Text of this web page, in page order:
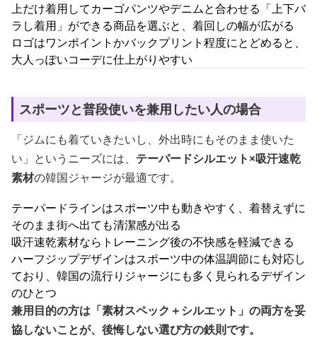
上だけ着用してカーゴパンツやデニムと合わせる「上下バ
ラし着用」ができる商品を選ぶと、着回しの幅が広がる
ロゴはワンポイントかバックプリント程度にとどめると、
大人っぽいコーデに仕上がりやすい
スポーツと普段使いを兼用したい人の場合
「ジムにも着ていきたいし、外出時にもそのまま使いた
い」というニーズには、 テーパードシルエット×吸汗速乾
素材の韓国ジャージが最適です。
テーパードラインはスポーツ中も動きやすく、着替えずに
そのまま街へ出ても清潔感が出る
吸汗速乾素材ならトレーニング後の不快感を軽減できる
ハーフジップデザインはスポーツ中の体温調節にも対応し
ており、韓国の流行りジャージにも多く見られるデザイン
のひとつ
兼用目的の方は「素材スペック＋シルエット」の両方を妥
協しないことが、後悔しない選び方の鉄則です。